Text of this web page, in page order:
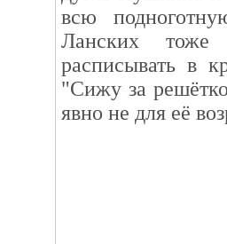
всю
Ланских
расписывать в
"Сижу за
явно не для её